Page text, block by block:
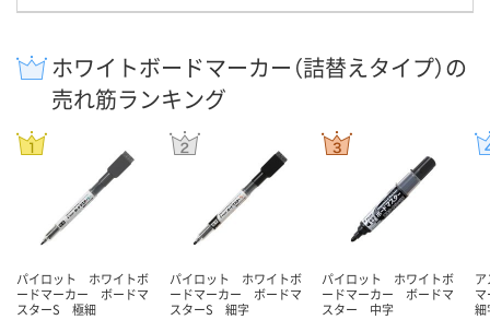
ホワイトボードマーカー（詰替えタイプ）の
売れ筋ランキング
パイロット ホワイトボ
ードマーカー ボードマ
スターS 極細
パイロット ホワイトボ
ードマーカー ボードマ
スターS 細字
パイロット ホワイトボ
ードマーカー ボードマ
スター 中字
細